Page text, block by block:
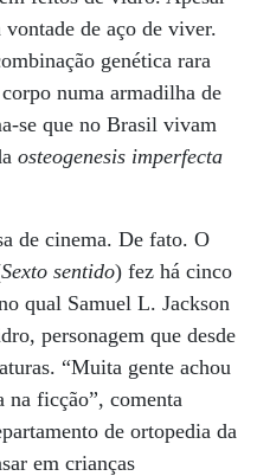
vontade de aço de viver.
genética rara
numa armadilha de
se que no Brasil vivam
osteogenesis imperfecta
de cinema. De fato. O
Sexto sentido) fez há cinco
qual Samuel L. Jackson
personagem que desde
“Muita gente achou
na ficção”, comenta
de ortopedia da
em crianças